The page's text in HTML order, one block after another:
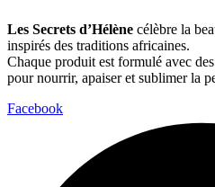
Les Secrets d’Hélène célèbre la
inspirés des traditions africaines.
Chaque produit est formulé avec
pour nourrir, apaiser et sublimer la
Facebook